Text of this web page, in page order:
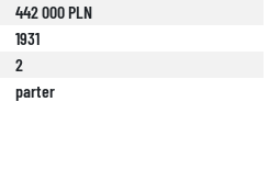
442 000 PLN
1931
2
parter